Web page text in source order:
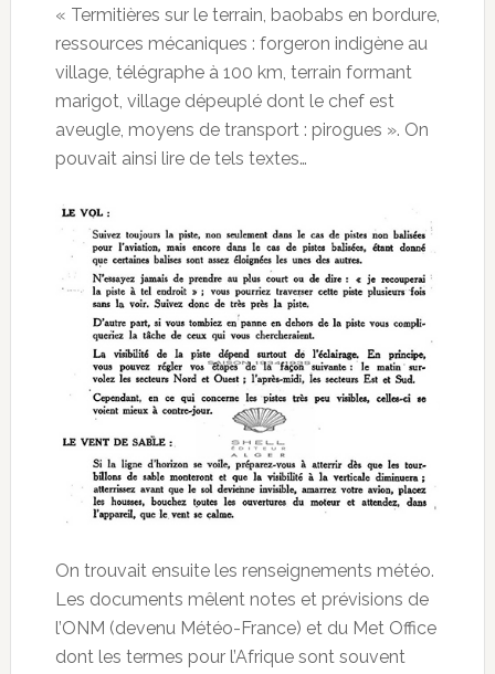
« Termitières sur le terrain, baobabs en bordure,
ressources mécaniques : forgeron indigène au
village, télégraphe à 100 km, terrain formant
marigot, village dépeuplé dont le chef est
aveugle, moyens de transport : pirogues ». On
pouvait ainsi lire de tels textes…
On trouvait ensuite les renseignements météo.
Les documents mêlent notes et prévisions de
l’ONM (devenu Météo-France) et du Met Office
dont les termes pour l’Afrique sont souvent